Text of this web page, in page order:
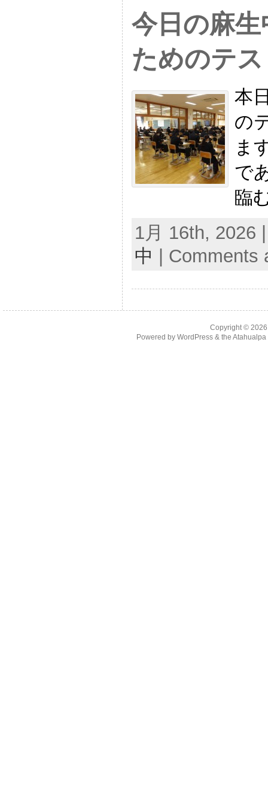
今日の麻
ためのテ
本
の
ま
で
臨
1月 16th, 2026
中
Comments
Copyright ©
Powered by WordPress& the Atahualpa